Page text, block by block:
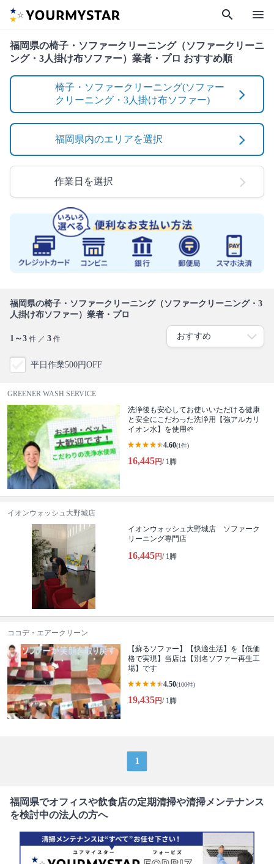
search menu
福岡県の椅子・ソファークリーニング（ソファークリーニ
ング・3人掛け布ソファー）業者・プロ おすすめ順
椅子・ソファークリーニング(ソファー
クリーニング・3人掛け布ソファー)
福岡県内のエリアを選択
作業日を選択
福岡県の椅子・ソファークリーニング（ソファークリーニング・3
人掛け布ソファー）業者・プロ
1～3 件 ／ 3 件
平日作業500円OFF
GREENER WASH SERVICE
洗浄後も安心してお使いいただける健康
と安全にこだわった洗浄用【強アルカリ
イオン水】を使用🌱
4.60(1件)
16,445円/ 1脚
イオンウォッシュ大野城店
イオンウォッシュ大野城店 ソファーク
リーニング専門店
16,445円/ 1脚
ココデ・エアークリーン
【蘇るソファー】【快適生活】を【低価
格で実現】当店は【別名ソファー再生工
場】です
4.50(100件)
19,435円/ 1脚
1
福岡県でオフィスや飲食店の定期清掃や清掃メンテナンス
を検討中の法人の方へ